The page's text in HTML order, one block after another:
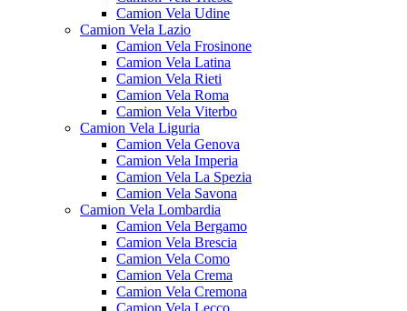
Camion Vela Udine
Camion Vela Lazio
Camion Vela Frosinone
Camion Vela Latina
Camion Vela Rieti
Camion Vela Roma
Camion Vela Viterbo
Camion Vela Liguria
Camion Vela Genova
Camion Vela Imperia
Camion Vela La Spezia
Camion Vela Savona
Camion Vela Lombardia
Camion Vela Bergamo
Camion Vela Brescia
Camion Vela Como
Camion Vela Crema
Camion Vela Cremona